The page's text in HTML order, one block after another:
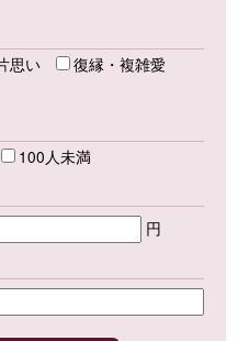
思い
復縁・複雑愛
100人未満
円